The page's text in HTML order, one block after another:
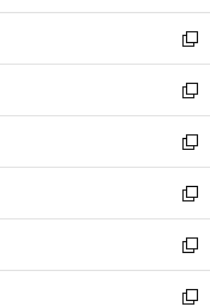
開
く
ウ
で
開
く
ン
ド
ウ
で
開
く
ウ
ィ
ン
ド
ウ
で
開
く
新
し
い
ウ
ィ
ン
ド
ウ
で
開
く
新
し
い
ウ
ィ
ン
ド
ウ
で
新
し
い
ウ
ィ
ン
ド
新
し
い
ウ
ィ
新
し
い
新